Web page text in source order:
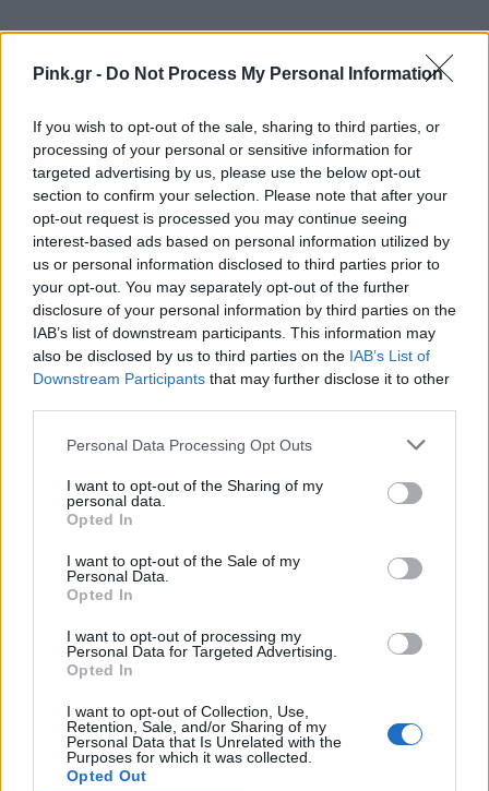
Pink.gr - Do Not Process My Personal Information
If you wish to opt-out of the sale, sharing to third parties, or
processing of your personal or sensitive information for
targeted advertising by us, please use the below opt-out
section to confirm your selection. Please note that after your
opt-out request is processed you may continue seeing
interest-based ads based on personal information utilized by
us or personal information disclosed to third parties prior to
your opt-out. You may separately opt-out of the further
disclosure of your personal information by third parties on the
IAB’s list of downstream participants. This information may
also be disclosed by us to third parties on the IAB’s List of
Downstream Participants that may further disclose it to other
Personal Data Processing Opt Outs
I want to opt-out of the Sharing of my
personal data.
Opted In
I want to opt-out of the Sale of my
Personal Data.
Opted In
I want to opt-out of processing my
Personal Data for Targeted Advertising.
Opted In
I want to opt-out of Collection, Use,
Retention, Sale, and/or Sharing of my
Personal Data that Is Unrelated with the
Purposes for which it was collected.
Opted Out
μάθετε πρώτοι τα πιο hot νέα.
Ακολουθήστε το Pink.gr και στο Instagram
ΔΙΑΦΗΜΙΣΗ